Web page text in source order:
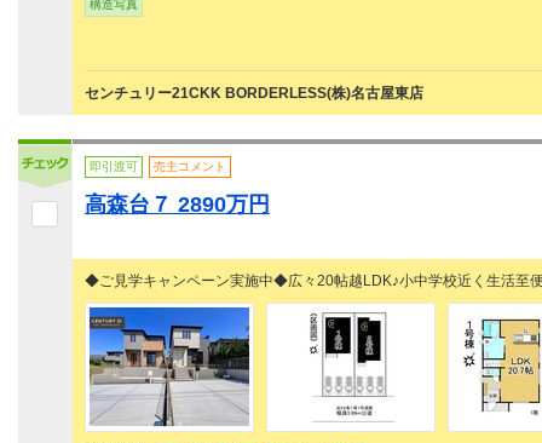
構造写真
センチュリー21CKK BORDERLESS(株)名古屋東店
即引渡可 売主コメント
高森台７ 2890万円
◆ご見学キャンペーン実施中◆広々20帖越LDK♪小中学校近く生活至